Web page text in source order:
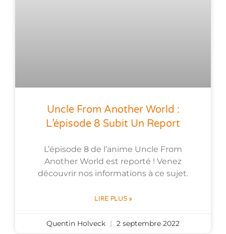
Uncle From Another World :
L’épisode 8 Subit Un Report
L’épisode 8 de l’anime Uncle From
Another World est reporté ! Venez
découvrir nos informations à ce sujet.
LIRE PLUS »
Quentin Holveck 2 septembre 2022